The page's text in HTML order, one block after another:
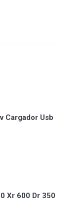
Cargador Usb
Xr 600 Dr 350